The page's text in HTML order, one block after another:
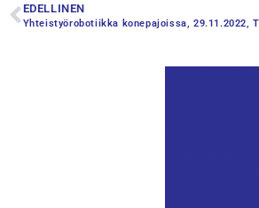
EDELLINEN
Yhteistyörobotiikka konepajoissa, 29.11.2022,